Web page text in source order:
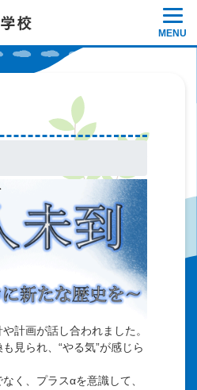
MENU
計画が話し合われました。
見られ、“やる気”が感じら
く、プラスαを意識して、